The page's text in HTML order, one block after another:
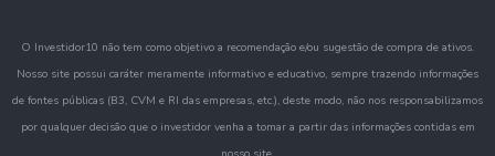
O Investidor10 não tem como objetivo a recomendação e/ou sugestão de compra de ativos.
Nosso site possui caráter meramente informativo e educativo, sempre trazendo informações
de fontes públicas (B3, CVM e RI das empresas, etc.), deste modo, não nos responsabilizamos
por qualquer decisão que o investidor venha a tomar a partir das informações contidas em